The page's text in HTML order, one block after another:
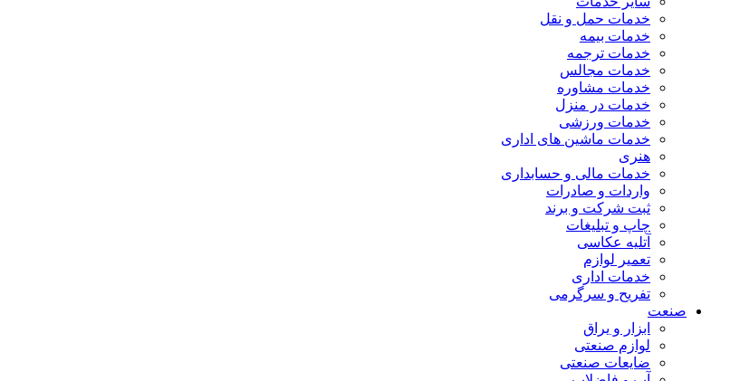
خدمات حمل و نقل
خدمات بیمه
خدمات ترجمه
خدمات مجالس
خدمات مشاوره
خدمات در منزل
خدمات ورزشی
خدمات ماشین های اداری
هنری
خدمات مالی و حسابداری
واردات و صادرات
ثبت شرکت و برند
چاپ و تبلیغات
آتلیه عکاسی
تعمیر لوازم
خدمات اداری
تفریح و سرگرمی
صنعت
ابزار و یراق
لوازم صنعتی
ضایعات صنعتی